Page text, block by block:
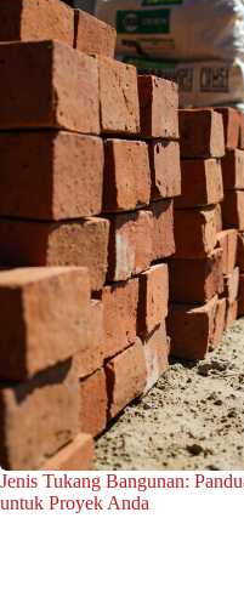
Jenis Tukang Bangunan:
untuk Proyek Anda